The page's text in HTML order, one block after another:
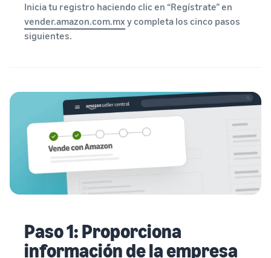
Inicia tu registro haciendo clic en “Regístrate” en
vender.amazon.com.mx y completa los cinco pasos
siguientes.
Paso 1: Proporciona
información de la empresa